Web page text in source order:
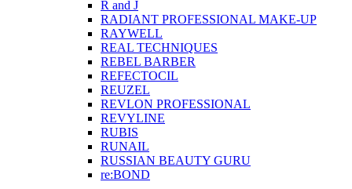
R and J
RADIANT PROFESSIONAL MAKE-UP
RAYWELL
REAL TECHNIQUES
REBEL BARBER
REFECTOCIL
REUZEL
REVLON PROFESSIONAL
REVYLINE
RUBIS
RUNAIL
RUSSIAN BEAUTY GURU
re:BOND